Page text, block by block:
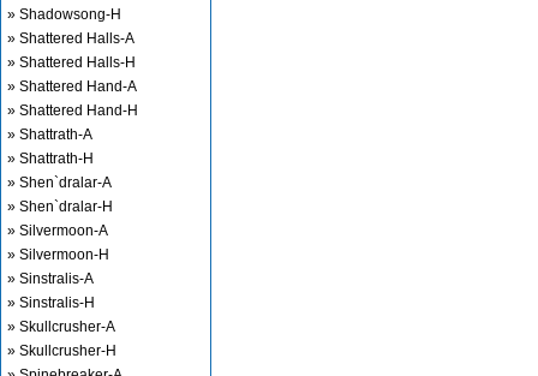
» Shadowsong-H
» Shattered Halls-A
» Shattered Halls-H
» Shattered Hand-A
» Shattered Hand-H
» Shattrath-A
» Shattrath-H
» Shen`dralar-A
» Shen`dralar-H
» Silvermoon-A
» Silvermoon-H
» Sinstralis-A
» Sinstralis-H
» Skullcrusher-A
» Skullcrusher-H